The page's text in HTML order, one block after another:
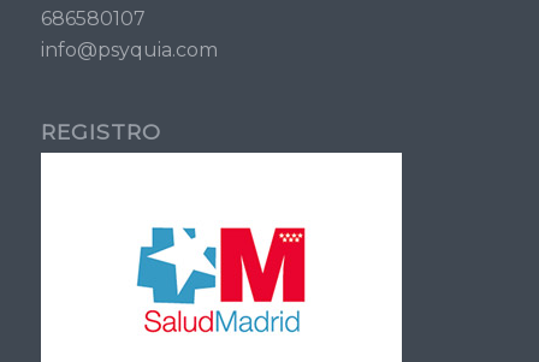
686580107
info@psyquia.com
REGISTRO